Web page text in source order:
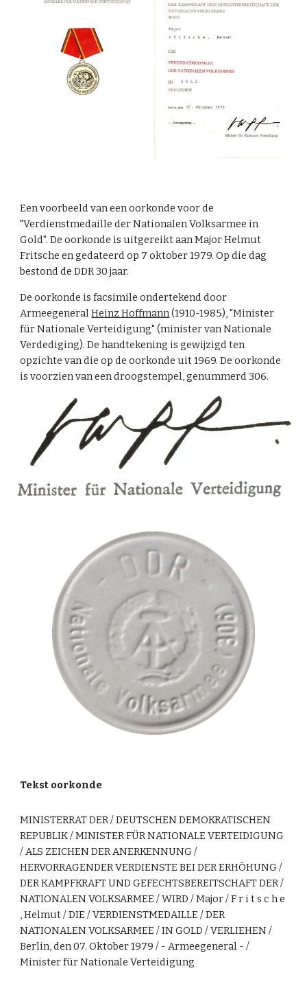
Een voorbeeld van een oorkonde voor de
"Verdienstmedaille der Nationalen Volksarmee in
Gold". De oorkonde is uitgereikt aan Major Helmut
Fritsche en gedateerd op 7 oktober 1979. Op die dag
bestond de DDR 30 jaar.
De oorkonde is facsimile ondertekend door
ArmeegeneralHeinz Hoffmann(1910-1985), "Minister
für Nationale Verteidigung" (minister van Nationale
Verdediging). De handtekening is gewijzigd ten
opzichte van die op de oorkonde uit 1969. De oorkonde
is voorzien van een droogstempel, genummerd 306.
Tekst oorkonde
MINISTERRAT DER / DEUTSCHEN DEMOKRATISCHEN
REPUBLIK / MINISTER FÜR NATIONALE VERTEIDIGUNG
/ ALS ZEICHEN DER ANERKENNUNG /
HERVORRAGENDER VERDIENSTE BEI DER ERHÖHUNG /
DER KAMPFKRAFT UND GEFECHTSBEREITSCHAFT DER /
NATIONALEN VOLKSARMEE / WIRD / Major / F r i t s c h e
, Helmut / DIE / VERDIENSTMEDAILLE / DER
NATIONALEN VOLKSARMEE / IN GOLD / VERLIEHEN /
Berlin, den 07. Oktober 1979 / - Armeegeneral - /
Minister für Nationale Verteidigung